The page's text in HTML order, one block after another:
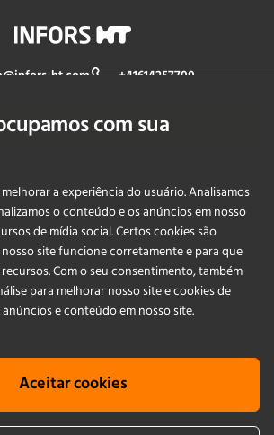
com sua
a experiência do usuário. Analisamos
o conteúdo e os anúncios em nosso
de mídia social. Certos cookies são
site funcione corretamente e para que
Com o seu consentimento, também
para melhorar nosso site e cookies de
e conteúdo em nosso site.
Aceitar cookies
ht.com +41614257700
Fale Conosco